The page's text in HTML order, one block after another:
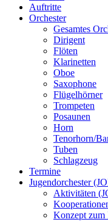
Auftritte
Orchester
Gesamtes
Dirigent
Flöten
Klarinetten
Oboe
Saxophone
Flügelhörner
Trompeten
Posaunen
Horn
Tenorhorn/
Tuben
Schlagzeug
Termine
Jugendorchester
Aktivitäten
Konzept zum